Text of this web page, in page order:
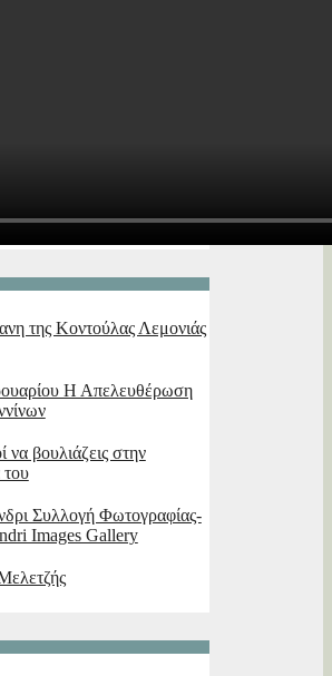
της Κοντούλας Λεμονιάς
Η Απελευθέρωση
να βουλιάζεις στην
του
Συλλογή Φωτογραφίας-
Images Gallery